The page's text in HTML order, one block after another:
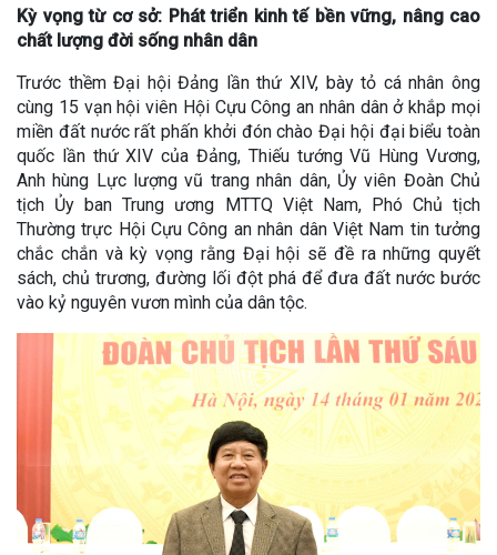
Kỳ vọng từ cơ sở: Phát triển kinh tế bền vững, nâng cao
chất lượng đời sống nhân dân
Trước thềm Đại hội Đảng lần thứ XIV, bày tỏ cá nhân ông
cùng 15 vạn hội viên Hội Cựu Công an nhân dân ở khắp mọi
miền đất nước rất phấn khởi đón chào Đại hội đại biểu toàn
quốc lần thứ XIV của Đảng, Thiếu tướng Vũ Hùng Vương,
Anh hùng Lực lượng vũ trang nhân dân, Ủy viên Đoàn Chủ
tịch Ủy ban Trung ương MTTQ Việt Nam, Phó Chủ tịch
Thường trực Hội Cựu Công an nhân dân Việt Nam tin tưởng
chắc chắn và kỳ vọng rằng Đại hội sẽ đề ra những quyết
sách, chủ trương, đường lối đột phá để đưa đất nước bước
vào kỷ nguyên vươn mình của dân tộc.